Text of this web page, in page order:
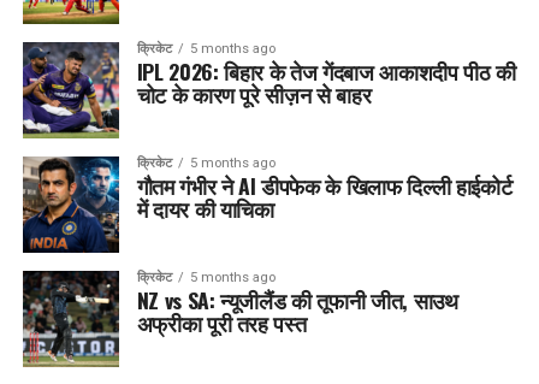
क्रिकेट 5 months ago
IPL 2026: बिहार के तेज गेंदबाज आकाशदीप पीठ की
चोट के कारण पूरे सीज़न से बाहर
क्रिकेट 5 months ago
गौतम गंभीर ने AI डीपफेक के खिलाफ दिल्ली हाईकोर्ट
में दायर की याचिका
क्रिकेट 5 months ago
NZ vs SA: न्यूजीलैंड की तूफानी जीत, साउथ
अफ्रीका पूरी तरह पस्त